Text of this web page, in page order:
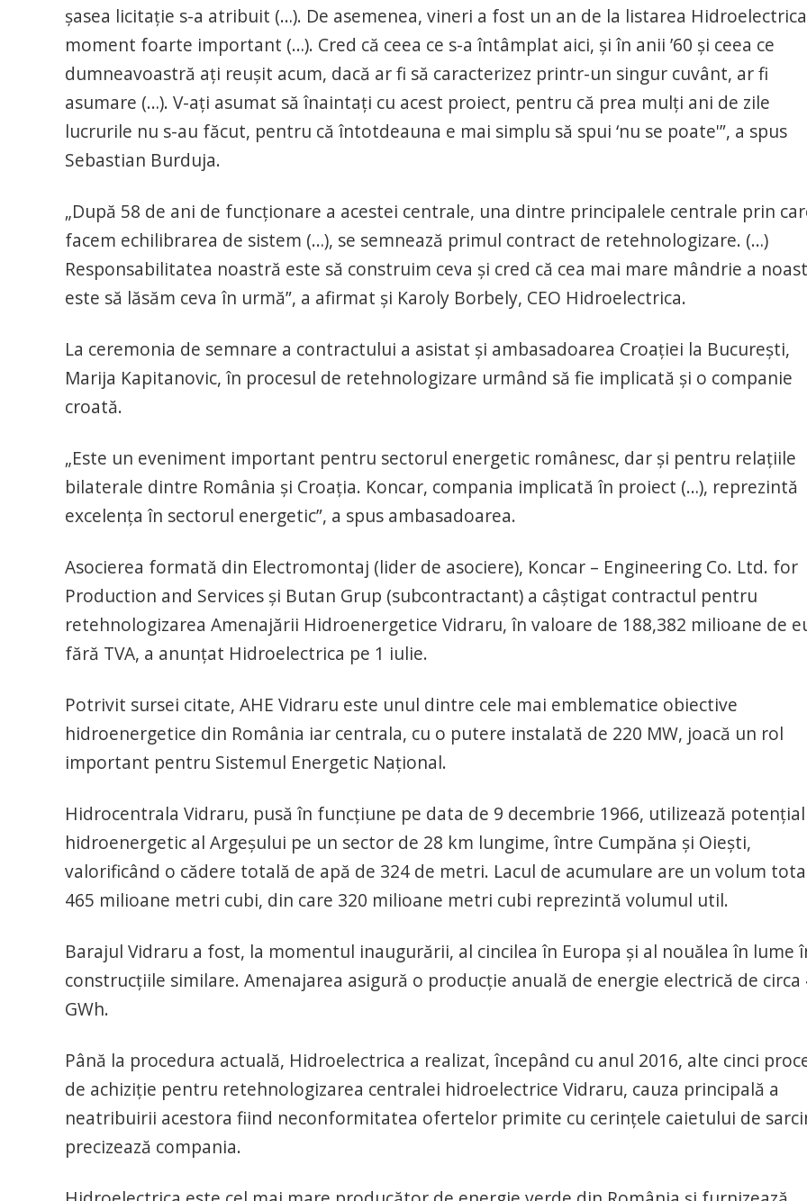
şasea licitaţie s-a atribuit (…). De asemenea, vineri a fost un an de la listarea
moment foarte important (…). Cred că ceea ce s-a întâmplat aici, şi în anii ’60 şi ceea ce
dumneavoastră aţi reuşit acum, dacă ar fi să caracterizez printr-un singur cuvânt, ar fi
asumare (…). V-aţi asumat să înaintaţi cu acest proiect, pentru că prea mulţi ani de zile
lucrurile nu s-au făcut, pentru că întotdeauna e mai simplu să spui ‘nu se poate'”, a spus
Sebastian Burduja.
„După 58 de ani de funcţionare a acestei centrale, una dintre principalele centrale prin
facem echilibrarea de sistem (…), se semnează primul contract de retehnologizare. (…)
Responsabilitatea noastră este să construim ceva şi cred că cea mai mare mândrie a
este să lăsăm ceva în urmă”, a afirmat şi Karoly Borbely, CEO Hidroelectrica.
La ceremonia de semnare a contractului a asistat şi ambasadoarea Croaţiei la Bucureşti,
Marija Kapitanovic, în procesul de retehnologizare urmând să fie implicată şi o companie
croată.
„Este un eveniment important pentru sectorul energetic românesc, dar şi pentru relaţiile
bilaterale dintre România şi Croaţia. Koncar, compania implicată în proiect (…), reprezintă
excelenţa în sectorul energetic”, a spus ambasadoarea.
Asocierea formată din Electromontaj (lider de asociere), Koncar – Engineering Co. Ltd. for
Production and Services şi Butan Grup (subcontractant) a câştigat contractul pentru
retehnologizarea Amenajării Hidroenergetice Vidraru, în valoare de 188,382 milioane de
fără TVA, a anunţat Hidroelectrica pe 1 iulie.
Potrivit sursei citate, AHE Vidraru este unul dintre cele mai emblematice obiective
hidroenergetice din România iar centrala, cu o putere instalată de 220 MW, joacă un rol
important pentru Sistemul Energetic Naţional.
Hidrocentrala Vidraru, pusă în funcţiune pe data de 9 decembrie 1966, utilizează
hidroenergetic al Argeşului pe un sector de 28 km lungime, între Cumpăna şi Oieşti,
valorificând o cădere totală de apă de 324 de metri. Lacul de acumulare are un volum
465 milioane metri cubi, din care 320 milioane metri cubi reprezintă volumul util.
Barajul Vidraru a fost, la momentul inaugurării, al cincilea în Europa şi al nouălea în lume
construcţiile similare. Amenajarea asigură o producţie anuală de energie electrică de circa
GWh.
Până la procedura actuală, Hidroelectrica a realizat, începând cu anul 2016, alte cinci
de achiziţie pentru retehnologizarea centralei hidroelectrice Vidraru, cauza principală a
neatribuirii acestora fiind neconformitatea ofertelor primite cu cerinţele caietului de
precizează compania.